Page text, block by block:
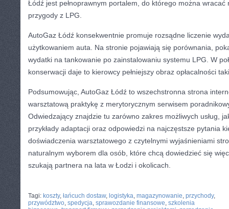
Łódź jest pełnoprawnym portalem, do którego można wracać
przygody z LPG.
AutoGaz Łódź konsekwentnie promuje rozsądne liczenie
użytkowaniem auta. Na stronie pojawiają się porównania,
wydatki na tankowanie po zainstalowaniu systemu LPG. W
konserwacji daje to kierowcy pełniejszy obraz opłacalności
Podsumowując, AutoGaz Łódź to wszechstronna strona
warsztatową praktykę z merytorycznym serwisem
Odwiedzający znajdzie tu zarówno zakres możliwych usług,
przykłady adaptacji oraz odpowiedzi na najczęstsze pytania
doświadczenia warsztatowego z czytelnymi wyjaśnieniami
naturalnym wyborem dla osób, które chcą dowiedzieć się
szukają partnera na lata w Łodzi i okolicach.
Tagi: koszty, łańcuch dostaw, logistyka, magazynowanie, przychody,
przywództwo, spedycja, sprawozdanie finansowe, szkolenia